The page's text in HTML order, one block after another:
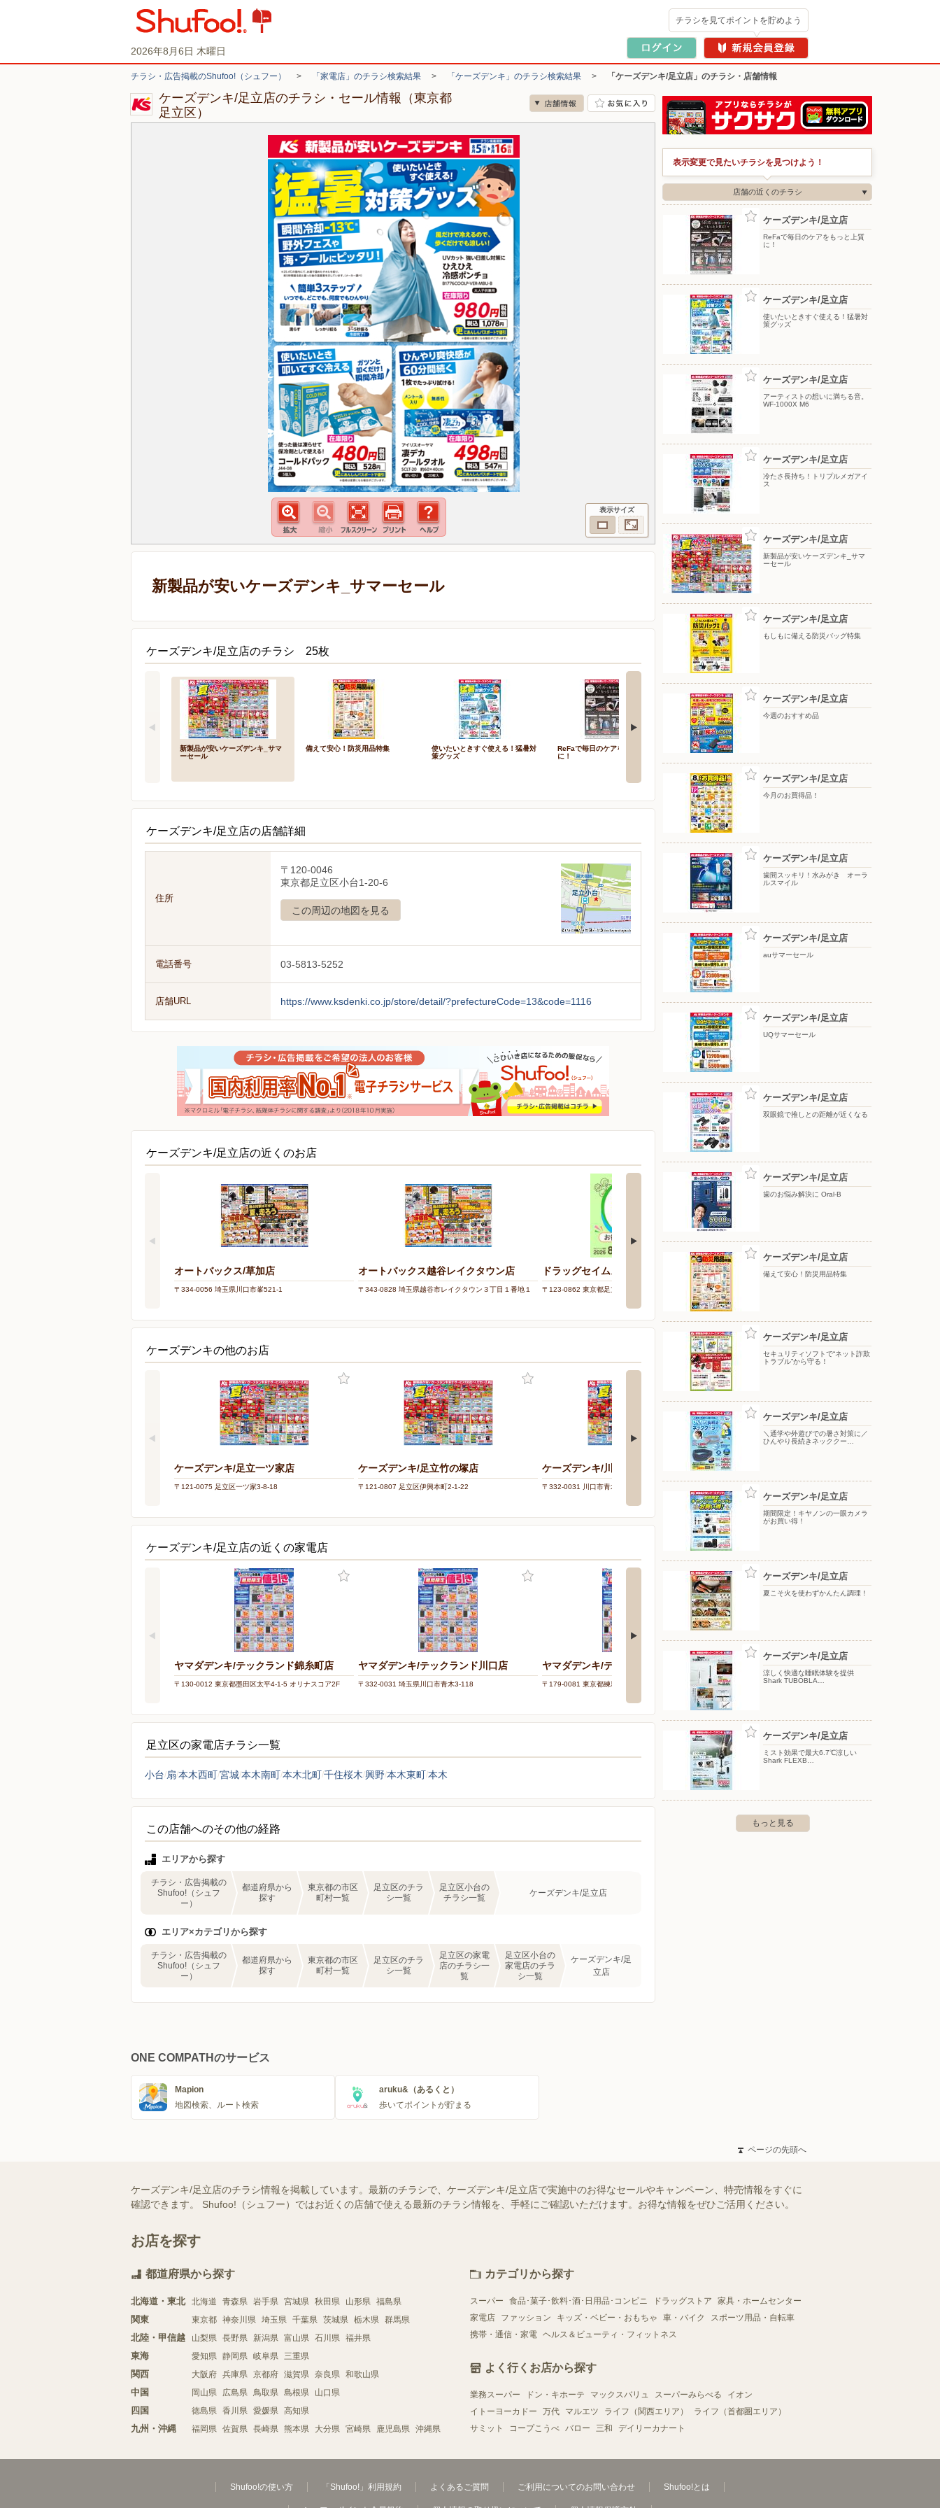
2026年8月6日 木曜日
チラシを見てポイントを貯めよう
チラシ・広告掲載のShufoo!（シュフー） > 「家電店」のチラシ検索結果 > 「ケーズデンキ」のチラシ検索結果 > 「ケーズデンキ/足立店」のチラシ・店舗情報
ケーズデンキ/足立店のチラシ・セール情報（東京都
足立区）
表示サイズ
新製品が安いケーズデンキ_サマーセール
ケーズデンキ/足立店のチラシ 25枚
新製品が安いケーズデンキ_サマ
ーセール
備えて安心！防災用品特集
使いたいときすぐ使える！猛暑対
策グッズ
ReFaで毎日のケアをもっと上質
に！
アーティストの想いに満ちる音。
ケーズデンキ/足立店の店舗詳細
住所
〒120-0046
東京都足立区小台1-20-6
この周辺の地図を見る
電話番号 03-5813-5252
店舗URL https://www.ksdenki.co.jp/store/detail/?prefectureCode=13&code=1116
ケーズデンキ/足立店の近くのお店
オートバックス/草加店
〒334-0056 埼玉県川口市峯521-1
オートバックス越谷レイクタウン店
〒343-0828 埼玉県越谷市レイクタウン３丁目１番地１
ドラッグセイムス 谷在家店
〒123-0862 東京都足立区皿沼２－１８－２
オリンピックおりーぶ志村坂下店
〒174-0042 東京都板橋区東坂下2-12-8
ケーズデンキの他のお店
ケーズデンキ/足立一ツ家店
〒121-0075 足立区一ツ家3-8-18
ケーズデンキ/足立竹の塚店
〒121-0807 足立区伊興本町2-1-22
ケーズデンキ/川口青木店
〒332-0031 川口市青木3-25-6
ケーズデンキ/西川口店
〒332-0021 川口市西川口2-3-5
ケーズデンキ/足立店の近くの家電店
ヤマダデンキ/テックランド錦糸町店
〒130-0012 東京都墨田区太平4-1-5 オリナスコア2F
ヤマダデンキ/テックランド川口店
〒332-0031 埼玉県川口市青木3-118
ヤマダデンキ/テックランド平和台駅前店
〒179-0081 東京都練馬区北町6-32-5
ヤマダデンキ/LABI東京八重洲
〒103-0028 東京都中央区八重洲1-5-22
足立区の家電店チラシ一覧
小台 扇 本木西町宮城本木南町本木北町千住桜木 興野本木東町本木
この店舗へのその他の経路
エリアから探す
チラシ・広告掲載の
Shufoo!（シュフ
ー）
都道府県から
探す
東京都の市区
町村一覧
足立区のチラ
シ一覧
足立区小台の
チラシ一覧
ケーズデンキ/足立店
エリア×カテゴリから探す
チラシ・広告掲載の
Shufoo!（シュフ
ー）
都道府県から
探す
東京都の市区
町村一覧
足立区のチラ
シ一覧
足立区の家電
店のチラシ一
覧
足立区小台の
家電店のチラ
シ一覧
ケーズデンキ/足
立店
表示変更で見たいチラシを見つけよう！
店舗の近くのチラシ
ケーズデンキ/足立店
ReFaで毎日のケアをもっと上質
に！
ケーズデンキ/足立店
使いたいときすぐ使える！猛暑対
策グッズ
ケーズデンキ/足立店
アーティストの想いに満ちる音。
WF-1000X M6
ケーズデンキ/足立店
冷たさ長持ち！トリプルメガアイ
ス
ケーズデンキ/足立店
新製品が安いケーズデンキ_サマ
ーセール
ケーズデンキ/足立店
もしもに備える防災バッグ特集
ケーズデンキ/足立店
今週のおすすめ品
ケーズデンキ/足立店
今月のお買得品！
ケーズデンキ/足立店
歯間スッキリ！水みがき オーラ
ルスマイル
ケーズデンキ/足立店
auサマーセール
ケーズデンキ/足立店
UQサマーセール
ケーズデンキ/足立店
双眼鏡で推しとの距離が近くなる
ケーズデンキ/足立店
歯のお悩み解決に Oral-B
ケーズデンキ/足立店
備えて安心！防災用品特集
ケーズデンキ/足立店
セキュリティソフトで“ネット詐欺
トラブル”から守る！
ケーズデンキ/足立店
＼通学や外遊びでの暑さ対策に／
ひんやり長続きネッククー…
ケーズデンキ/足立店
期間限定！キヤノンの一眼カメラ
がお買い得！
ケーズデンキ/足立店
夏こそ火を使わずかんたん調理！
ケーズデンキ/足立店
涼しく快適な睡眠体験を提供
Shark TUBOBLA…
ケーズデンキ/足立店
ミスト効果で最大6.7℃涼しい
Shark FLEXB…
もっと見る
ONE COMPATHのサービス
Mapion
地図検索、ルート検索
aruku&（あるくと）
歩いてポイントが貯まる
ページの先頭へ
ケーズデンキ/足立店のチラシ情報を掲載しています。最新のチラシで、ケーズデンキ/足立店で実施中のお得なセールやキャンペーン、特売情報をすぐに
確認できます。 Shufoo!（シュフー）ではお近くの店舗で使える最新のチラシ情報を、手軽にご確認いただけます。お得な情報をぜひご活用ください。
お店を探す
都道府県から探す
北海道・東北 北海道 青森県 岩手県 宮城県 秋田県 山形県 福島県
関東 東京都 神奈川県 埼玉県 千葉県 茨城県 栃木県 群馬県
北陸・甲信越 山梨県 長野県 新潟県 富山県 石川県 福井県
東海 愛知県 静岡県 岐阜県 三重県
関西 大阪府 兵庫県 京都府 滋賀県 奈良県 和歌山県
中国 岡山県 広島県 鳥取県 島根県 山口県
四国 徳島県 香川県 愛媛県 高知県
九州・沖縄 福岡県 佐賀県 長崎県 熊本県 大分県 宮崎県 鹿児島県 沖縄県
カテゴリから探す
スーパー 食品･菓子･飲料･酒･日用品･コンビニ ドラッグストア
家具・ホームセンター
家電店
ファッション キッズ・ベビー・おもちゃ 車・バイク
スポーツ用品・自転車
携帯・通信・家電 ヘルス＆ビューティ・フィットネス
よく行くお店から探す
業務スーパー ドン・キホーテ マックスバリュ スーパーみらべる
イオン
イトーヨーカドー
万代 マルエツ ライフ（関西エリア）
ライフ（首都圏エリア）
サミット
コープこうべ バロー 三和 デイリーカナート
Shufoo!の使い方 「Shufoo!」利用規約 よくあるご質問 ご利用についてのお問い合わせ Shufoo!とは